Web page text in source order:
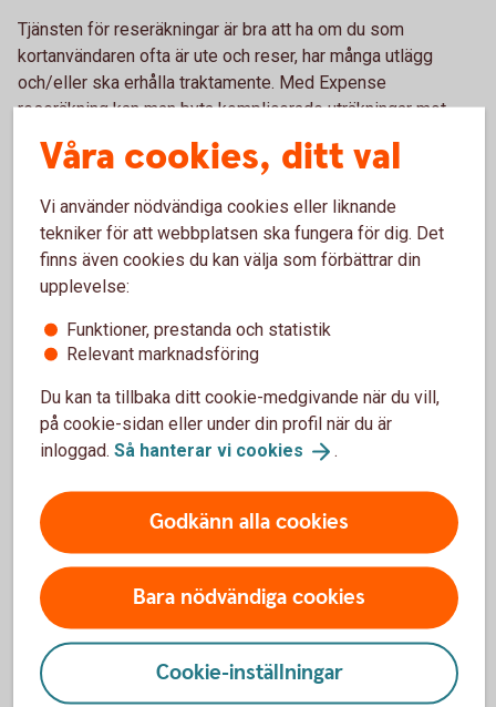
Tjänsten för reseräkningar är bra att ha om du som
kortanvändaren ofta är ute och reser, har många utlägg
och/eller ska erhålla traktamente. Med Expense
reseräkning kan man byta komplicerade uträkningar mot
redovisat traktamente genom att:
Lägg till resa samt ange avreseort och destination för
inrikes eller utrikes resor
Spara och skicka
ett företag som gör hantering av kvitton och fakturor
smidigare.
Vill du veta mer om Expense?
Expense direkt på 08-121 305 80.
Har du eller ditt företag inte Betalkort Företag idag?
Läs mer om Betalkort Företag samt hur du
ansöker
Våra cookies, ditt val
Vi använder nödvändiga cookies eller liknande
tekniker för att webbplatsen ska fungera för dig. Det
finns även cookies du kan välja som förbättrar din
upplevelse:
Funktioner, prestanda och statistik
Relevant marknadsföring
Du kan ta tillbaka ditt cookie-medgivande när du vill,
på cookie-sidan eller under din profil när du är
inloggad. Så hanterar vi cookies .
Godkänn alla cookies
Bara nödvändiga cookies
Cookie-inställningar